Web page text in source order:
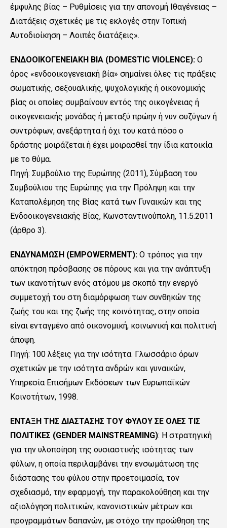
έμφυλης βίας – Ρυθμίσεις για την απονομή Ιθαγένειας –
Διατάξεις σχετικές με τις εκλογές στην Τοπική
Αυτοδιοίκηση – Λοιπές διατάξεις».
ΕΝΔΟΟΙΚΟΓΕΝΕΙΑΚΗ ΒΙΑ (DOMESTIC VIOLENCE): Ο
όρος «ενδοοικογενειακή βία» σημαίνει όλες τις πράξεις
σωματικής, σεξουαλικής, ψυχολογικής ή οικονομικής
βίας οι οποίες συμβαίνουν εντός της οικογένειας ή
οικογενειακής μονάδας ή μεταξύ πρώην ή νυν συζύγων ή
συντρόφων, ανεξάρτητα ή όχι του κατά πόσο ο
δράστης μοιράζεται ή έχει μοιρασθεί την ίδια κατοικία
με το θύμα.
Πηγή: Συμβούλιο της Ευρώπης (2011), Σύμβαση του
Συμβούλιου της Ευρώπης για την Πρόληψη και την
Καταπολέμηση της Βίας κατά των Γυναικών και της
Ενδοοικογενειακής Βίας, Κωνσταντινούπολη, 11.5.2011
(άρθρο 3).
ΕΝΔΥΝΑΜΩΣΗ (EMPOWERMENT): Ο τρόπος για την
απόκτηση πρόσβασης σε πόρους και για την ανάπτυξη
των ικανοτήτων ενός ατόμου με σκοπό την ενεργό
συμμετοχή του στη διαμόρφωση των συνθηκών της
ζωής του και της ζωής της κοινότητας, στην οποία
είναι ενταγμένο από οικονομική, κοινωνική και πολιτική
άποψη.
Πηγή: 100 λέξεις για την ισότητα. Γλωσσάριο όρων
σχετικών με την ισότητα ανδρών και γυναικών,
Υπηρεσία Επισήμων Εκδόσεων των Ευρωπαϊκών
Κοινοτήτων, 1998.
ΕΝΤΑΞΗ ΤΗΣ ΔΙΑΣΤΑΣΗΣ ΤΟΥ ΦΥΛΟΥ ΣΕ ΟΛΕΣ ΤΙΣ
ΠΟΛΙΤΙΚΕΣ (GENDER MAINSTREAMING): Η στρατηγική
για την υλοποίηση της ουσιαστικής ισότητας των
φύλων, η οποία περιλαμβάνει την ενσωμάτωση της
διάστασης του φύλου στην προετοιμασία, τον
σχεδιασμό, την εφαρμογή, την παρακολούθηση και την
αξιολόγηση πολιτικών, κανονιστικών μέτρων και
προγραμμάτων δαπανών, με στόχο την προώθηση της